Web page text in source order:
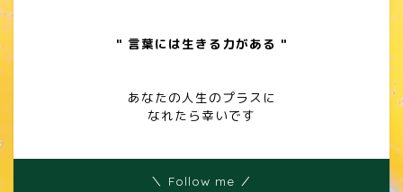
" 言葉には生きる力がある "
あなたの人生のプラスに
なれたら幸いです
＼ Follow me ／